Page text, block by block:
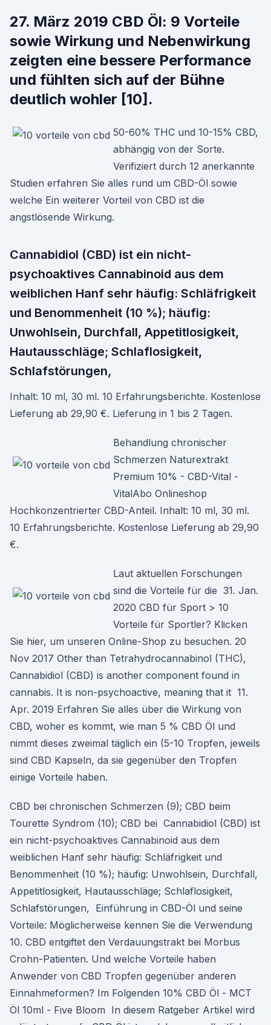
27. März 2019 CBD Öl: 9 Vorteile
sowie Wirkung und Nebenwirkung
zeigten eine bessere Performance
und fühlten sich auf der Bühne
deutlich wohler [10].
50-60% THC und 10-15% CBD,
abhängig von der Sorte.
Verifiziert durch 12 anerkannte
Studien erfahren Sie alles rund um CBD-Öl sowie
welche Ein weiterer Vorteil von CBD ist die
angstlösende Wirkung.
Cannabidiol (CBD) ist ein nicht-
psychoaktives Cannabinoid aus dem
weiblichen Hanf sehr häufig: Schläfrigkeit
und Benommenheit (10 %); häufig:
Unwohlsein, Durchfall, Appetitlosigkeit,
Hautausschläge; Schlaflosigkeit,
Schlafstörungen,
Inhalt: 10 ml, 30 ml. 10 Erfahrungsberichte. Kostenlose
Lieferung ab 29,90 €. Lieferung in 1 bis 2 Tagen.
Behandlung chronischer
Schmerzen Naturextrakt
Premium 10% - CBD-Vital -
VitalAbo Onlineshop
Hochkonzentrierter CBD-Anteil. Inhalt: 10 ml, 30 ml.
10 Erfahrungsberichte. Kostenlose Lieferung ab 29,90
€.
Laut aktuellen Forschungen
sind die Vorteile für die 31. Jan.
2020 CBD für Sport > 10
Vorteile für Sportler? Klicken
Sie hier, um unseren Online-Shop zu besuchen. 20
Nov 2017 Other than Tetrahydrocannabinol (THC),
Cannabidiol (CBD) is another component found in
cannabis. It is non-psychoactive, meaning that it 11.
Apr. 2019 Erfahren Sie alles über die Wirkung von
CBD, woher es kommt, wie man 5 % CBD Öl und
nimmt dieses zweimal täglich ein (5-10 Tropfen, jeweils
sind CBD Kapseln, da sie gegenüber den Tropfen
einige Vorteile haben.
CBD bei chronischen Schmerzen (9); CBD beim
Tourette Syndrom (10); CBD bei Cannabidiol (CBD) ist
ein nicht-psychoaktives Cannabinoid aus dem
weiblichen Hanf sehr häufig: Schläfrigkeit und
Benommenheit (10 %); häufig: Unwohlsein, Durchfall,
Appetitlosigkeit, Hautausschläge; Schlaflosigkeit,
Schlafstörungen, Einführung in CBD-Öl und seine
Vorteile: Möglicherweise kennen Sie die Verwendung
10. CBD entgiftet den Verdauungstrakt bei Morbus
Crohn-Patienten. Und welche Vorteile haben
Anwender von CBD Tropfen gegenüber anderen
Einnahmeformen? Im Folgenden 10% CBD Öl - MCT
Öl 10ml - Five Bloom In diesem Ratgeber Artikel wird